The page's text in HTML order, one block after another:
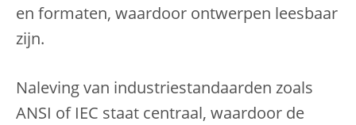
en formaten, waardoor ontwerpen leesbaar
zijn.
Naleving van industriestandaarden zoals
ANSI of IEC staat centraal, waardoor de